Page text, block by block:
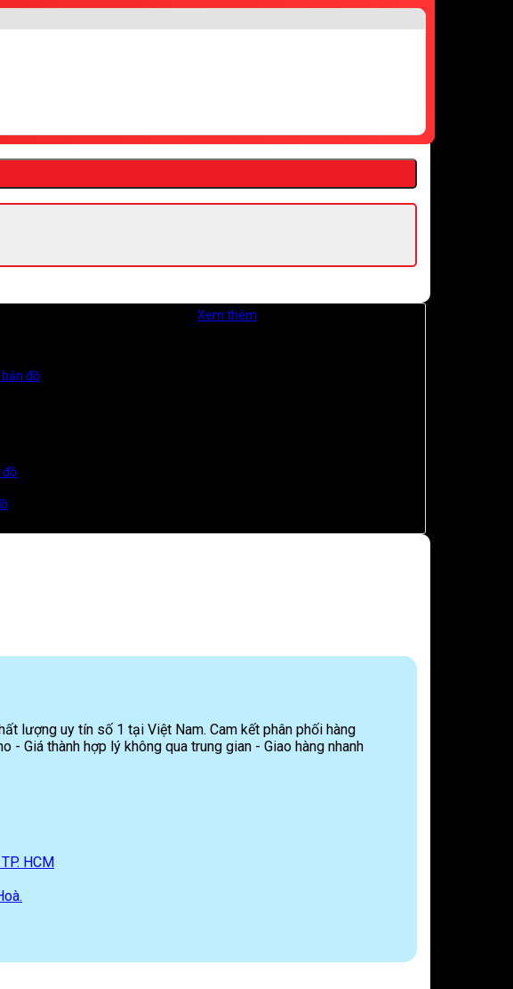
Xem thêm
đồ
đồ
lượng uy tín số 1 tại Việt Nam. Cam kết phân phối hàng
Giá thành hợp lý không qua trung gian - Giao hàng nhanh
HCM